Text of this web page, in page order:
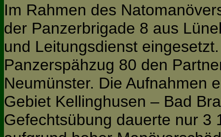
Im Rahmen des
der Panzerbrigade 8 aus
und Leitungsdienst
Panzerspähzug 80 den
Neumünster. Die Aufnahmen
Gebiet Kellinghusen – Bad
Gefechtsübung dauerte nur 3